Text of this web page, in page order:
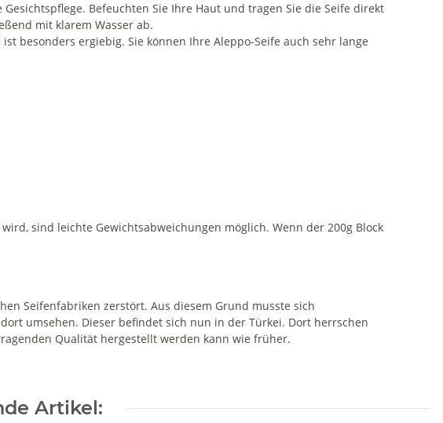
Befeuchten Sie Ihre Haut und tragen Sie die Seife direkt
mit klarem Wasser ab.
besonders ergiebig. Sie können Ihre Aleppo-Seife auch sehr lange
sind leichte Gewichtsabweichungen möglich. Wenn der 200g Block
Seifenfabriken zerstört. Aus diesem Grund musste sich
umsehen. Dieser befindet sich nun in der Türkei. Dort herrschen
Qualität hergestellt werden kann wie früher.
Artikel: